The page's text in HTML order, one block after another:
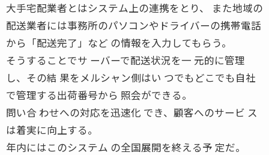
大手宅配業者とはシステム上の連携をとり、 また地域の
配送業者には事務所のパソコンやドライバーの携帯電話
から「配送完了」など の情報を入力してもらう。
そうすることでサ ーバーで配送状況を一 元的に管理
し、その結 果をメルシャン側はい つでもどこでも自社
で管理する出荷番号から 照会ができる。
問い合 わせへの対応を迅速化 でき、顧客へのサービ ス
は着実に向上する。
年内にはこのシステム の全国展開を終える予 定だ。